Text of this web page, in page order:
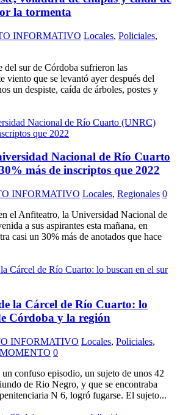
la tormenta
INFORMATIVO Locales, Policiales,
del sur de Córdoba sufrieron las
viento que se levantó ayer después del
un despiste, caída de árboles, postes y
Nacional de Río Cuarto
más de inscriptos que 2022
INFORMATIVO Locales, Regionales 0
el Anfiteatro, la Universidad Nacional de
a sus aspirantes esta mañana, en
casi un 30% más de anotados que hace
la Cárcel de Río Cuarto: lo
Córdoba y la región
INFORMATIVO Locales, Policiales,
0
confuso episodio, un sujeto de unos 42
de Rio Negro, y que se encontraba
N 6, logró fugarse. El sujeto...